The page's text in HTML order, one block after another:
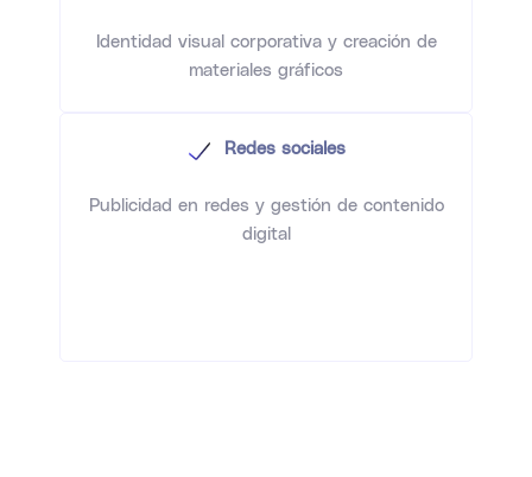
Identidad visual corporativa y creación de
materiales gráficos
Redes sociales
Publicidad en redes y gestión de contenido
digital